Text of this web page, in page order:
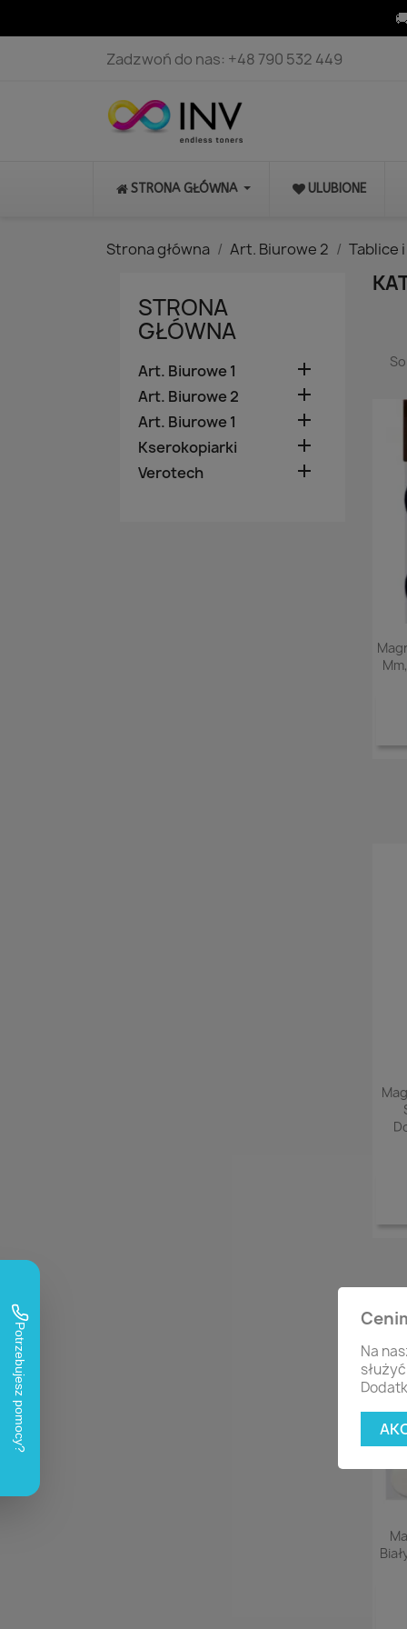
Zadzwoń do nas: +48 790 532 449
STRONA GŁÓWNA ULUBIONE
Strona główna Art. Biurowe 2 Tablice
STRONA
GŁÓWNA
Art. Biurowe 1 
Art. Biurowe 2 
Art. Biurowe 1 
Kserokopiarki 
Verotech 
Na